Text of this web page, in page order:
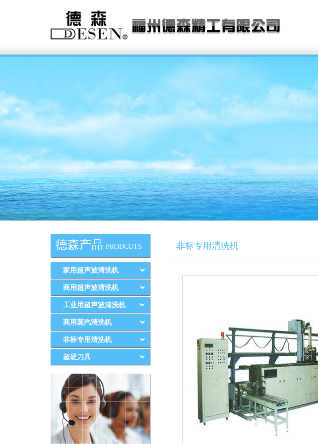
德森产品 PRODCUTS
家用超声波清洗机
商用超声波清洗机
工业用超声波清洗机
商用蒸汽清洗机
非标专用清洗机
超硬刀具
非标专用清洗机